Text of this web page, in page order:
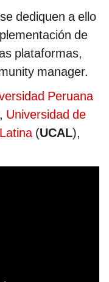
dediquen a ello
de
plataformas,
manager.
Peruana
Universidad de
(UCAL),